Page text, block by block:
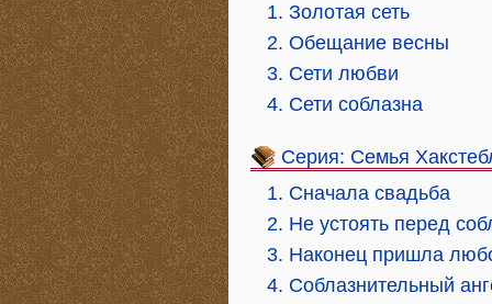
1. Золотая сеть
2. Обещание весны
3. Сети любви
4. Сети соблазна
Серия: Семья
1. Сначала свадьба
2. Не устоять перед
3. Наконец пришла
4. Соблазнительный